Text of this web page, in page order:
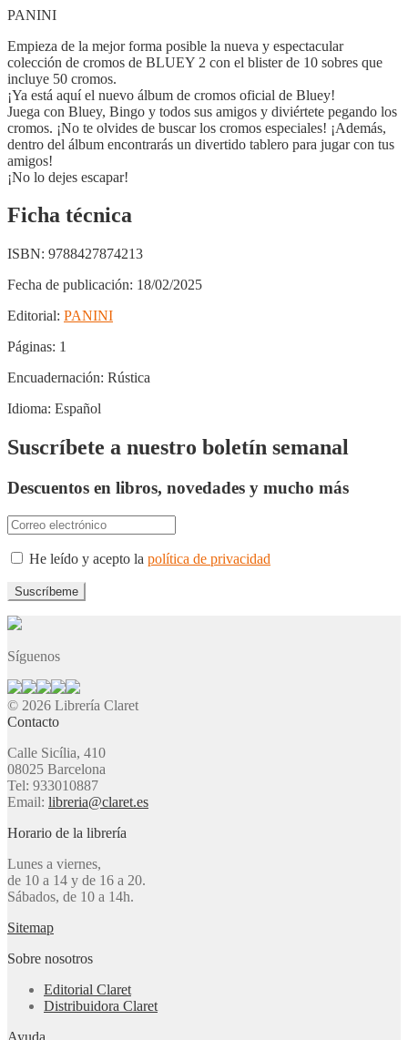
PANINI
Empieza de la mejor forma posible la nueva y espectacular
colección de cromos de BLUEY 2 con el blister de 10 sobres que
incluye 50 cromos.
¡Ya está aquí el nuevo álbum de cromos oficial de Bluey!
Juega con Bluey, Bingo y todos sus amigos y diviértete pegando los
cromos. ¡No te olvides de buscar los cromos especiales! ¡Además,
dentro del álbum encontrarás un divertido tablero para jugar con tus
amigos!
¡No lo dejes escapar!
Ficha técnica
ISBN: 9788427874213
Fecha de publicación: 18/02/2025
Editorial: PANINI
Páginas: 1
Encuadernación: Rústica
Idioma: Español
Suscríbete a nuestro boletín semanal
Descuentos en libros, novedades y mucho más
He leído y acepto la política de privacidad
Síguenos
© 2026 Librería Claret
Contacto
Calle Sicília, 410
08025 Barcelona
Tel: 933010887
Email: libreria@claret.es
Horario de la librería
Lunes a viernes,
de 10 a 14 y de 16 a 20.
Sábados, de 10 a 14h.
Sitemap
Sobre nosotros
Editorial Claret
Distribuidora Claret
Ayuda